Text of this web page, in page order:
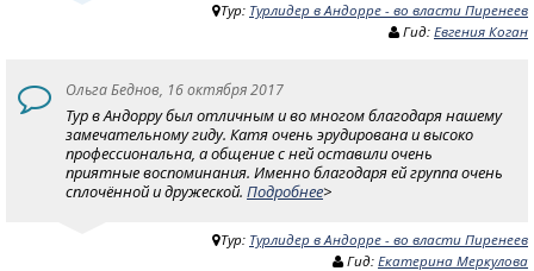
Тур: Турлидер в Андорре - во власти Пиренеев
Гид: Евгения Коган
Ольга Беднов, 16 октября 2017
Тур в Андорру был отличным и во многом благодаря нашему
замечательному гиду. Катя очень эрудирована и высоко
профессиональна, а общение с ней оставили очень
приятные воспоминания. Именно благодаря ей группа очень
сплочённой и дружеской. Подробнее>
Тур: Турлидер в Андорре - во власти Пиренеев
Гид: Екатерина Меркулова